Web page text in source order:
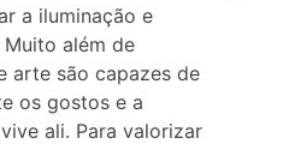
a iluminação e
além de
arte são capazes de
os gostos e a
ali. Para valorizar